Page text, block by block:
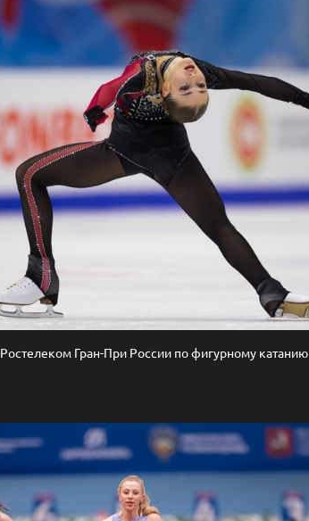
Ростелеком Гран-При России по фигурному катанию